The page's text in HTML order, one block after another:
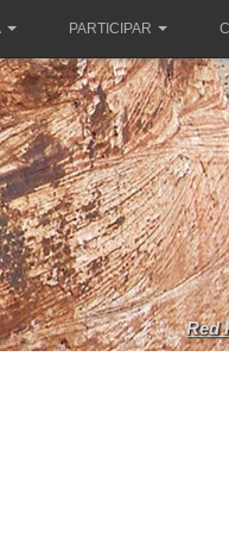
PARTICIPAR
Red